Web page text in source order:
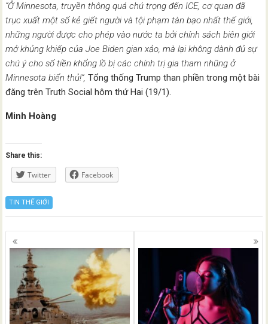
“Ở Minnesota, truyền thông quá chú trọng đến ICE, cơ quan đã
trục xuất một số kẻ giết người và tội phạm tàn bạo nhất thế giới,
những người được cho phép vào nước ta bởi chính sách biên giới
mở khủng khiếp của Joe Biden gian xảo, mà lại không dành đủ sự
chú ý cho số tiền khổng lồ bị các chính trị gia tham nhũng ở
Minnesota biển thủ!”,Tổng thống Trump than phiền trong một bài
đăng trên Truth Social hôm thứ Hai (19/1).
Minh Hoàng
Share this:
Twitter Facebook
TIN THẾ GIỚI
Posts
navigation